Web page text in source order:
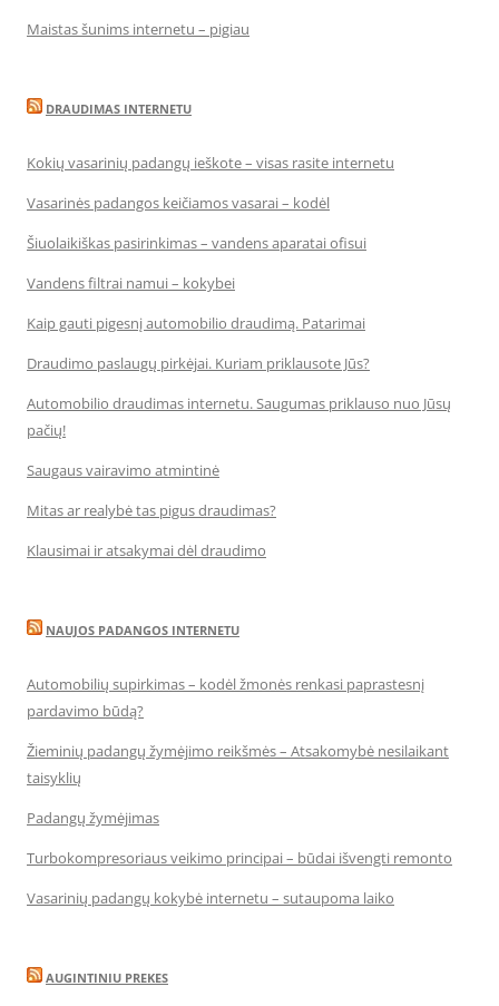
Maistas šunims internetu – pigiau
DRAUDIMAS INTERNETU
Kokių vasarinių padangų ieškote – visas rasite internetu
Vasarinės padangos keičiamos vasarai – kodėl
Šiuolaikiškas pasirinkimas – vandens aparatai ofisui
Vandens filtrai namui – kokybei
Kaip gauti pigesnį automobilio draudimą. Patarimai
Draudimo paslaugų pirkėjai. Kuriam priklausote Jūs?
Automobilio draudimas internetu. Saugumas priklauso nuo Jūsų
pačių!
Saugaus vairavimo atmintinė
Mitas ar realybė tas pigus draudimas?
Klausimai ir atsakymai dėl draudimo
NAUJOS PADANGOS INTERNETU
Automobilių supirkimas – kodėl žmonės renkasi paprastesnį
pardavimo būdą?
Žieminių padangų žymėjimo reikšmės – Atsakomybė nesilaikant
taisyklių
Padangų žymėjimas
Turbokompresoriaus veikimo principai – būdai išvengti remonto
Vasarinių padangų kokybė internetu – sutaupoma laiko
AUGINTINIU PREKES